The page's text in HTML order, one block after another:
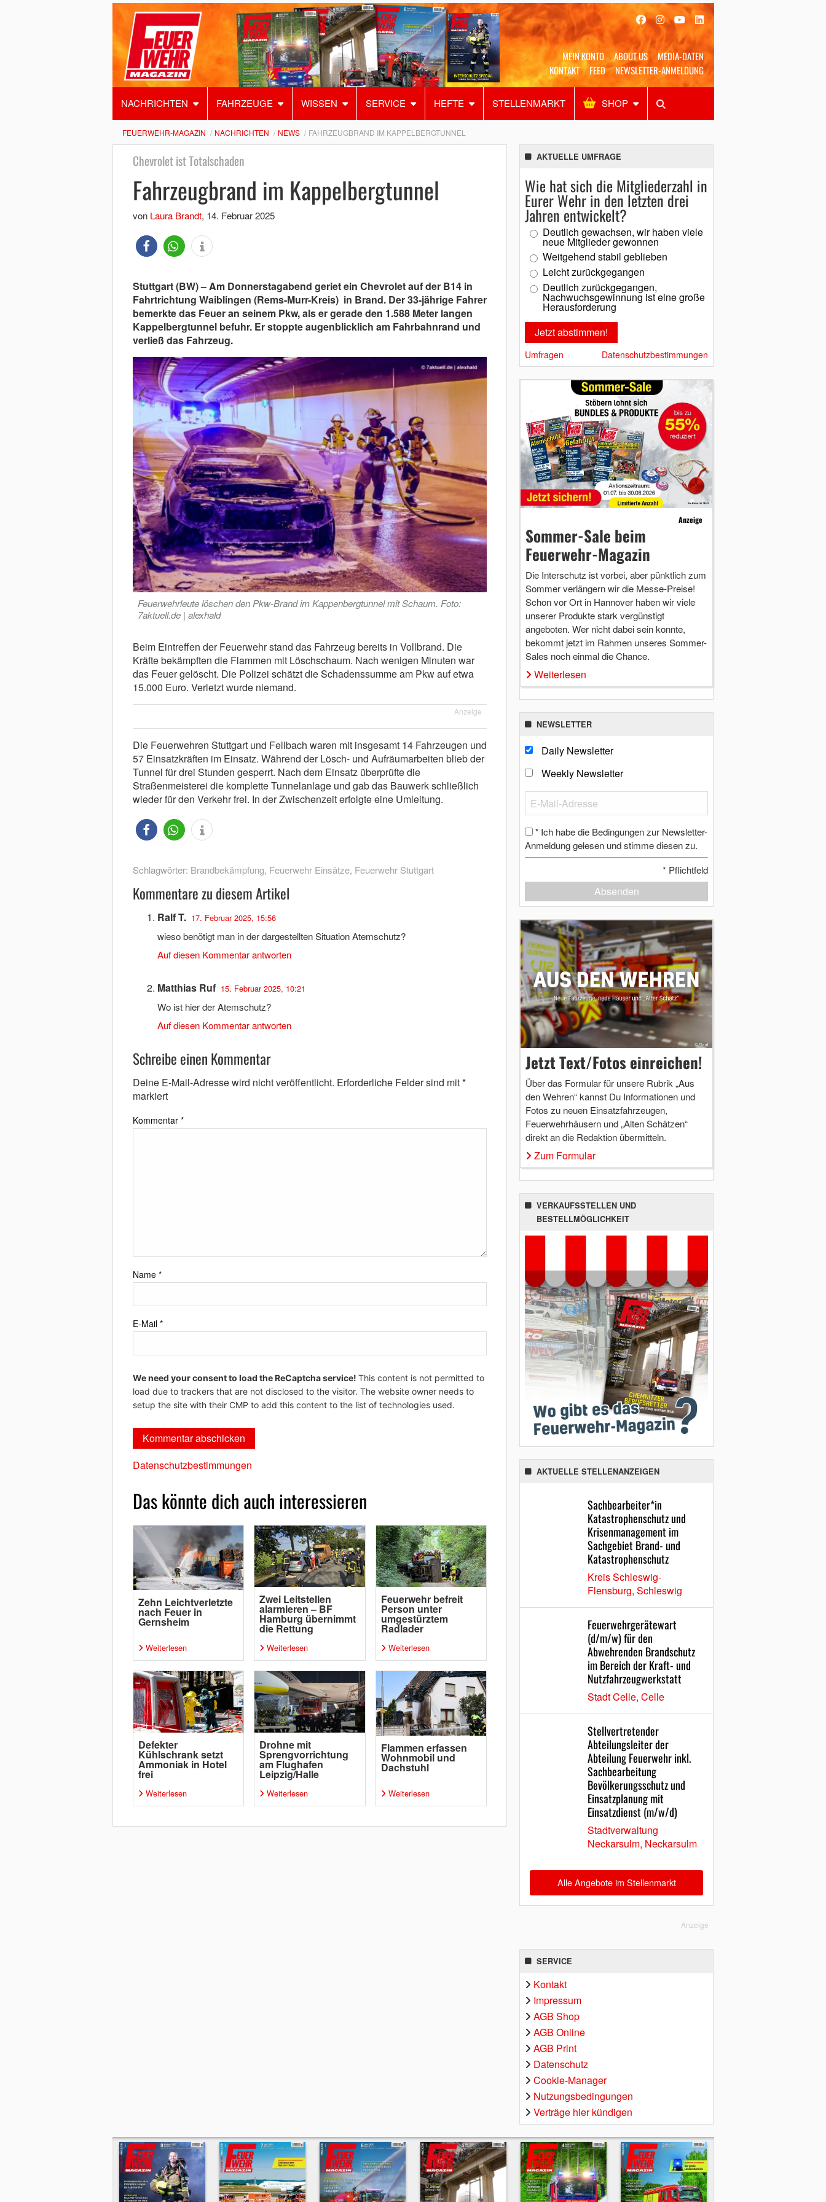
MEIN KONTO ABOUT US
MEDIA-DATEN
KONTAKT
FEED NEWSLETTER-ANMELDUNG
NACHRICHTEN FAHRZEUGE WISSEN SERVICE HEFTE STELLENMARKT SHOP
Alles Shop SUCHEN
FEUERWEHR-MAGAZIN NACHRICHTEN NEWS FAHRZEUGBRAND IM KAPPELBERGTUNNEL
Chevrolet ist Totalschaden
Fahrzeugbrand im Kappelbergtunnel
von Laura Brandt, 14. Februar 2025
Stuttgart (BW) – Am Donnerstagabend gerietein Chevroletauf der B14 in
Fahrtrichtung Waiblingen (Rems-Murr-Kreis) in Brand. Der 33-jährige Fahrer
bemerkte das Feuer an seinem Pkw, als er gerade den 1.588 Meter langen
Kappelbergtunnel befuhr. Er stoppte augenblicklich am Fahrbahnrand und
verließ das Fahrzeug.
Feuerwehrleute löschen den Pkw-Brand im Kappenbergtunnel mit Schaum. Foto:
7aktuell.de | alexhald
Beim Eintreffen der Feuerwehr stand das Fahrzeug bereits in Vollbrand. Die
Kräfte bekämpften die Flammen mit Löschschaum. Nach wenigen Minuten war
das Feuer gelöscht. Die Polizei schätzt die Schadenssumme am Pkw auf etwa
15.000 Euro. Verletzt wurde niemand.
Anzeige
Die Feuerwehren Stuttgart und Fellbach waren mit insgesamt 14 Fahrzeugen und
57 Einsatzkräften im Einsatz. Während der Lösch- und Aufräumarbeiten blieb der
Tunnel für drei Stunden gesperrt. Nach dem Einsatz überprüfte die
Straßenmeisterei die komplette Tunnelanlage und gab das Bauwerk schließlich
wieder für den Verkehr frei. In der Zwischenzeit erfolgte eine Umleitung.
Schlagwörter: Brandbekämpfung, Feuerwehr Einsätze, Feuerwehr Stuttgart
Kommentare zu diesem Artikel
Ralf T. 17. Februar 2025, 15:56
wieso benötigt man in der dargestellten Situation Atemschutz?
Auf diesen Kommentar antworten
Matthias Ruf 15. Februar 2025, 10:21
Wo ist hier der Atemschutz?
Auf diesen Kommentar antworten
Schreibe einen Kommentar
Deine E-Mail-Adresse wird nicht veröffentlicht. Erforderliche Felder sind mit*
markiert
Kommentar *
Name *
E-Mail *
We need your consent to load the ReCaptcha service! This content is not permitted to
load due to trackers that are not disclosed to the visitor. The website owner needs to
setup the site with their CMP to add this content to the list of technologies used.
Datenschutzbestimmungen
Das könnte dich auch interessieren
Zehn Leichtverletzte
nach Feuer in
Gernsheim
Weiterlesen
Zwei Leitstellen
alarmieren – BF
Hamburg übernimmt
die Rettung
Weiterlesen
Feuerwehr befreit
Person unter
umgestürztem
Radlader
Weiterlesen
Defekter
Kühlschrank setzt
Ammoniak in Hotel
frei
Weiterlesen
Drohne mit
Sprengvorrichtung
am Flughafen
Leipzig/Halle
Weiterlesen
Flammen erfassen
Wohnmobil und
Dachstuhl
Weiterlesen
AKTUELLE UMFRAGE
Wie hat sich die Mitgliederzahl in
Eurer Wehr in den letzten drei
Jahren entwickelt?
Deutlich gewachsen, wir haben viele
neue Mitglieder gewonnen
Weitgehend stabil geblieben
Leicht zurückgegangen
Deutlich zurückgegangen,
Nachwuchsgewinnung ist eine große
Herausforderung
Umfragen Datenschutzbestimmungen
Anzeige
Sommer-Sale beim
Feuerwehr-Magazin
Die Interschutz ist vorbei, aber pünktlich zum
Sommer verlängern wir die Messe-Preise!
Schon vor Ort in Hannover haben wir viele
unserer Produkte stark vergünstigt
angeboten. Wer nicht dabei sein konnte,
bekommt jetzt im Rahmen unseres Sommer-
Sales noch einmal die Chance.
Weiterlesen
NEWSLETTER
Daily Newsletter
Weekly Newsletter
* Ich habe die Bedingungen zur Newsletter-
Anmeldung gelesen und stimme diesen zu.
* Pflichtfeld
Absenden
Jetzt Text/Fotos einreichen!
Über das Formular für unsere Rubrik „Aus
den Wehren“ kannst Du Informationen und
Fotos zu neuen Einsatzfahrzeugen,
Feuerwehrhäusern und „Alten Schätzen“
direkt an die Redaktion übermitteln.
Zum Formular
VERKAUFSSTELLEN UND
BESTELLMÖGLICHKEIT
AKTUELLE STELLENANZEIGEN
Sachbearbeiter*in
Katastrophenschutz und
Krisenmanagement im
Sachgebiet Brand- und
Katastrophenschutz
Kreis Schleswig-
Flensburg, Schleswig
Feuerwehrgerätewart
(d/m/w) für den
Abwehrenden Brandschutz
im Bereich der Kraft- und
Nutzfahrzeugwerkstatt
Stadt Celle, Celle
Stellvertretender
Abteilungsleiter der
Abteilung Feuerwehr inkl.
Sachbearbeitung
Bevölkerungsschutz und
Einsatzplanung mit
Einsatzdienst (m/w/d)
Stadtverwaltung
Neckarsulm, Neckarsulm
Alle Angebote im Stellenmarkt
Anzeige
SERVICE
Kontakt
Impressum
AGB Shop
AGB Online
AGB Print
Datenschutz
Cookie-Manager
Nutzungsbedingungen
Verträge hier kündigen